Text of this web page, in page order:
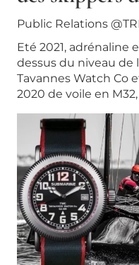
Public Relations
Eté 2021, adrénaline
dessus du niveau de
Tavannes Watch Co
2020 de voile en